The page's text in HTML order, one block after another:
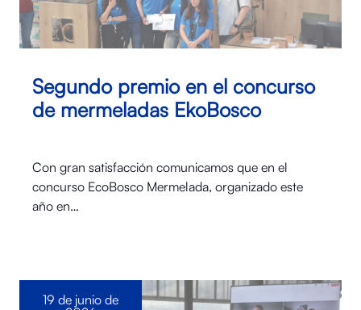
Segundo premio en el concurso
de mermeladas EkoBosco
Con gran satisfacción comunicamos que en el
concurso EcoBosco Mermelada, organizado este
año en…
19 de junio de